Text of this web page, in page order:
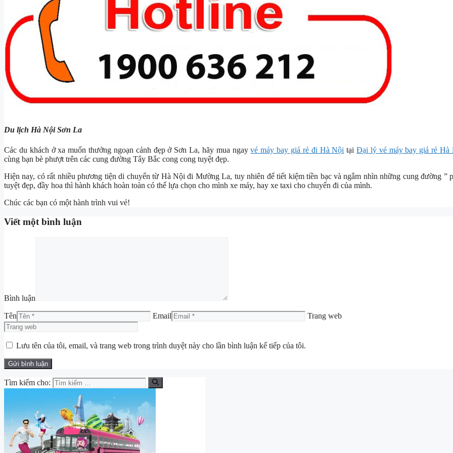
Du lịch Hà Nội Sơn La
Các du khách ở xa muốn thưởng ngoạn cảnh đẹp ở Sơn La, hãy mua ngayvé máy bay giá rẻ đi Hà Nội tạiĐại lý vé máy bay giá rẻ Hà
cùng bạn bè phượt trên các cung đường Tây Bắc cong cong tuyệt đẹp.
Hiện nay, có rất nhiều phương tiện di chuyển từ Hà Nội đi Mường La, tuy nhiên để tiết kiệm tiền bạc và ngắm nhìn những cung đường ”
tuyệt đẹp, đầy hoa thì hành khách hoàn toàn có thể lựa chọn cho mình xe máy, hay xe taxi cho chuyến đi của mình.
Chúc các bạn có một hành trình vui vẻ!
Viết một bình luận
Bình luận
Tên Email Trang web
Lưu tên của tôi, email, và trang web trong trình duyệt này cho lần bình luận kế tiếp của tôi.
Tìm kiếm cho: